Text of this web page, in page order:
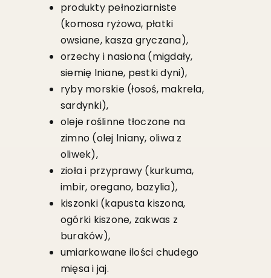
produkty pełnoziarniste
(komosa ryżowa, płatki
owsiane, kasza gryczana),
orzechy i nasiona (migdały,
siemię lniane, pestki dyni),
ryby morskie (łosoś, makrela,
sardynki),
oleje roślinne tłoczone na
zimno (olej lniany, oliwa z
oliwek),
zioła i przyprawy (kurkuma,
imbir, oregano, bazylia),
kiszonki (kapusta kiszona,
ogórki kiszone, zakwas z
buraków),
umiarkowane ilości chudego
mięsa i jaj.